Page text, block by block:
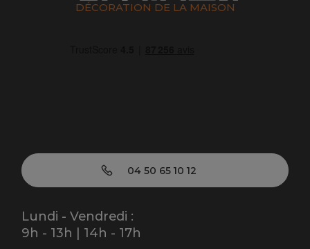
DÉCORATION DE LA MAISON
04 50 65 10 12
Lundi - Vendredi :
9h - 13h | 14h - 17h